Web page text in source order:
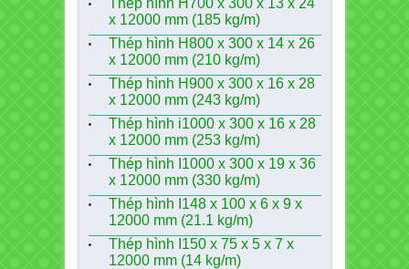
Thép hình H700 x 300 x 13 x 24
x 12000 mm (185 kg/m)
Thép hình H800 x 300 x 14 x 26
x 12000 mm (210 kg/m)
Thép hình H900 x 300 x 16 x 28
x 12000 mm (243 kg/m)
Thép hình i1000 x 300 x 16 x 28
x 12000 mm (253 kg/m)
Thép hình I1000 x 300 x 19 x 36
x 12000 mm (330 kg/m)
Thép hình I148 x 100 x 6 x 9 x
12000 mm (21.1 kg/m)
Thép hình I150 x 75 x 5 x 7 x
12000 mm (14 kg/m)